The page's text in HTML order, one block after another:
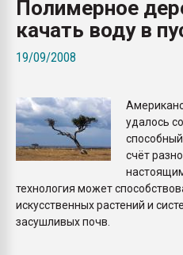
Полимерное
качать воду в
19/09/2008
удалось
счёт
технология может
искусственных растений и
засушливых почв.